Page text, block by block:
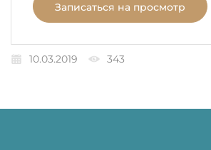
Записаться на просмотр
10.03.2019 343